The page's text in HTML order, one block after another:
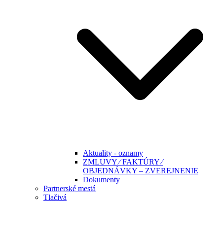
Aktuality - oznamy
ZMLUVY ⁄ FAKTÚRY ⁄
OBJEDNÁVKY – ZVEREJNENIE
Dokumenty
Partnerské mestá
Tlačivá